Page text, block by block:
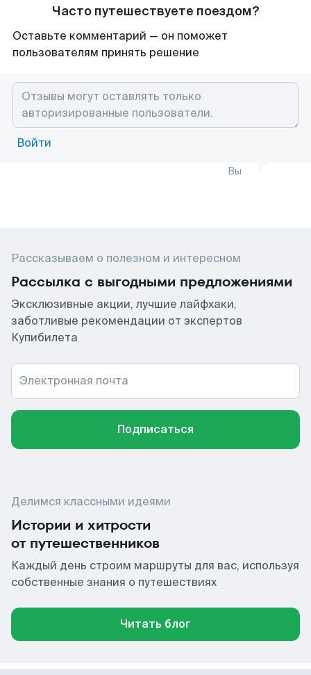
Часто путешествуете поездом?
Оставьте комментарий — он поможет
пользователям принять решение
Войти
Вы
Рассказываем о полезном и интересном
Рассылка с выгодными предложениями
Эксклюзивные акции, лучшие лайфхаки,
заботливые рекомендации от экспертов
Купибилета
Электронная почта
Подписаться
Делимся классными идеями
Истории и хитрости
от путешественников
Каждый день строим маршруты для вас, используя
собственные знания о путешествиях
Читать блог